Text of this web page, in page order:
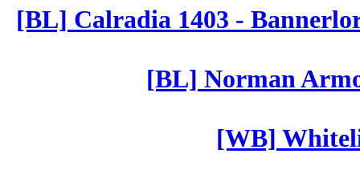
[BL] Calradia 1403 -
[BL] Norman
[WB]